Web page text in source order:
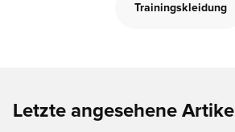
Trainingskleidung
Letzte angesehene Artikel